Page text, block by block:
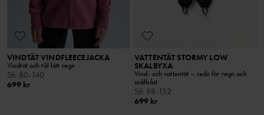
VINDTÄT VINDFLEECEJACKA
Vindtät och tål lätt regn
Stl: 80-140
699 kr
VATTENTÄT STORMY LOW
SKALBYXA
Vind- och vattentät – redo för regn och
snålbåst
Stl: 98-152
699 kr